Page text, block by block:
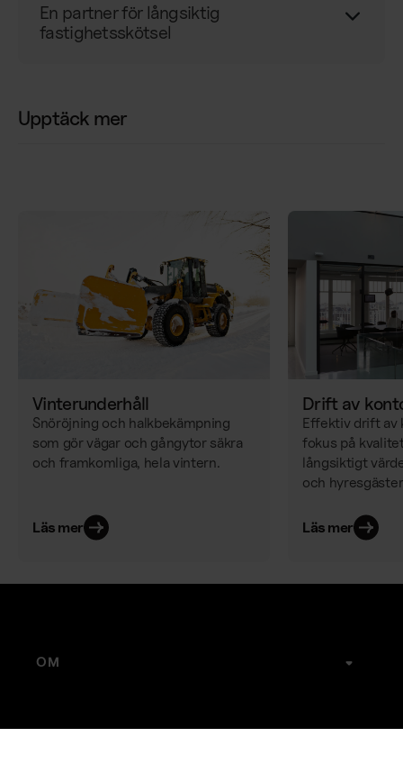
En partner för långsiktig
fastighetsskötsel
Upptäck mer
Vinterunderhåll
Snöröjning och halkbekämpning
som gör vägar och gångytor säkra
och framkomliga, hela vintern.
Läs mer
Drift av
Effektiv drift av
fokus på
långsiktigt
och
Läs mer
OM